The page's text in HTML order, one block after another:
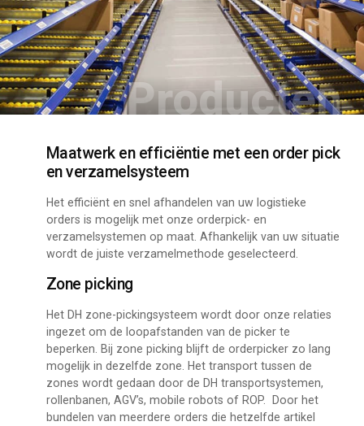
Producten
Maatwerk en efficiëntie met een order pick
en verzamelsysteem
Het efficiënt en snel afhandelen van uw logistieke
orders is mogelijk met onze orderpick- en
verzamelsystemen op maat. Afhankelijk van uw situatie
wordt de juiste verzamelmethode geselecteerd.
Zone picking
Het DH zone-pickingsysteem wordt door onze relaties
ingezet om de loopafstanden van de picker te
beperken. Bij zone picking blijft de orderpicker zo lang
mogelijk in dezelfde zone. Het transport tussen de
zones wordt gedaan door de DH transportsystemen,
rollenbanen, AGV’s, mobile robots of ROP. Door het
bundelen van meerdere orders die hetzelfde artikel